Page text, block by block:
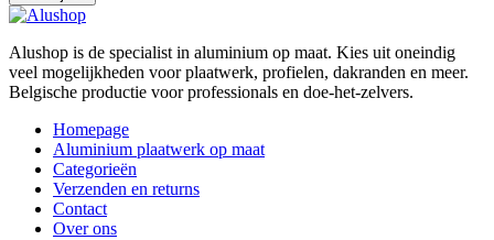
Alushop is de specialist in aluminium op maat. Kies uit oneindig
veel mogelijkheden voor plaatwerk, profielen, dakranden en meer.
Belgische productie voor professionals en doe-het-zelvers.
Homepage
Aluminium plaatwerk op maat
Categorieën
Verzenden en returns
Contact
Over ons